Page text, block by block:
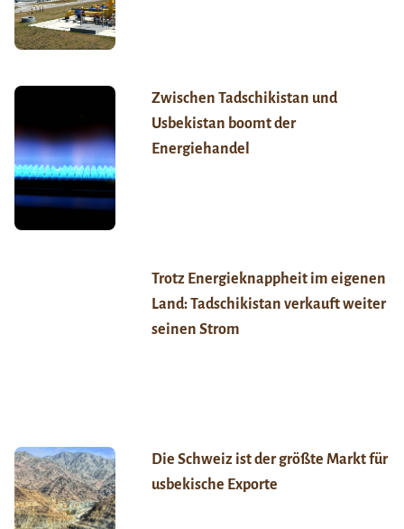
Zwischen Tadschikistan und
Usbekistan boomt der
Energiehandel
Trotz Energieknappheit im eigenen
Land: Tadschikistan verkauft weiter
seinen Strom
Die Schweiz ist der größte Markt für
usbekische Exporte